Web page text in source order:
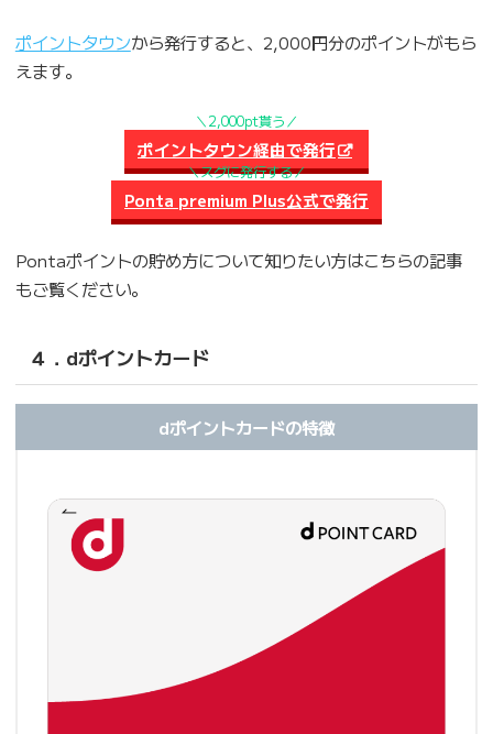
ポイントタウンから発行すると、2,000円分のポイントがもら
えます。
＼2,000pt貰う／
ポイントタウン経由で発行
＼スグに発行する／
Ponta premium Plus公式で発行
Pontaポイントの貯め方について知りたい方はこちらの記事
もご覧ください。
４．dポイントカード
dポイントカードの特徴